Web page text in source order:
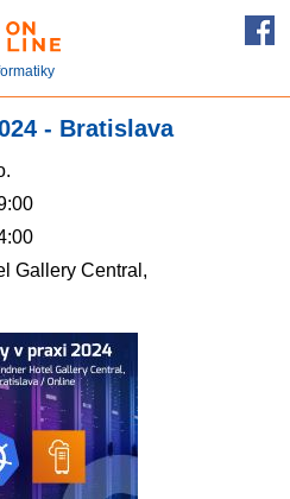
- Bratislava
Gallery Central,